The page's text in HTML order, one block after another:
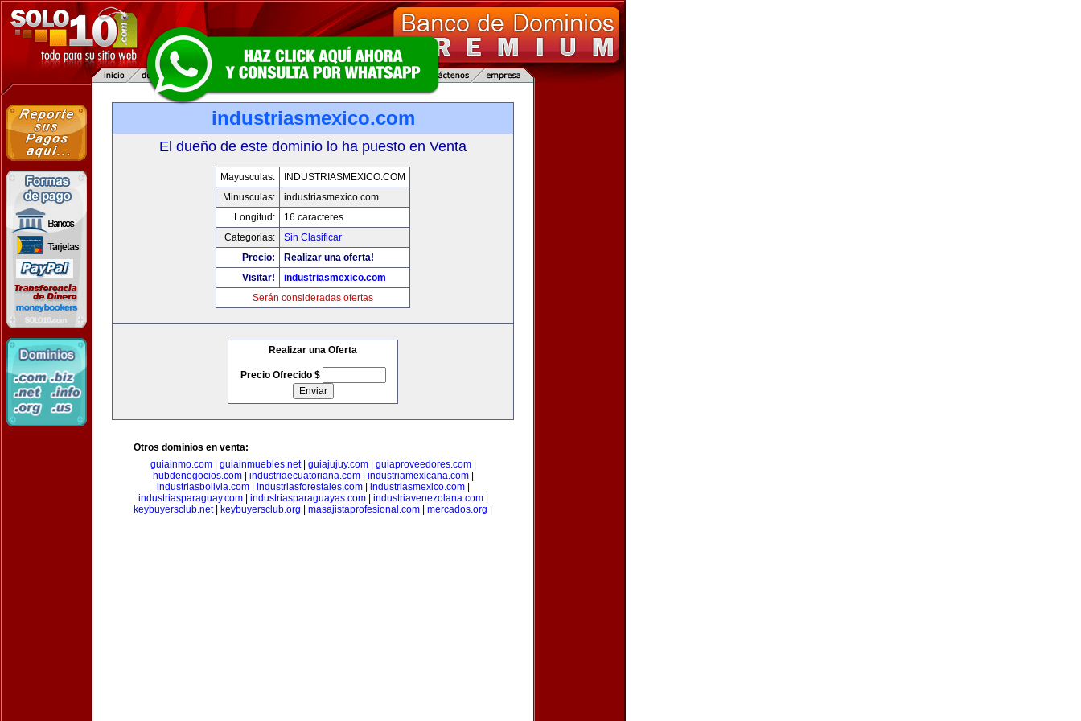
industriasmexico.com
El dueño de este dominio lo ha puesto en Venta
Mayusculas:
INDUSTRIASMEXICO.COM
Minusculas:
industriasmexico.com
Longitud:
16 caracteres
Categorias:
Sin Clasificar
Precio:
Realizar una oferta!
Visitar!
industriasmexico.com
Serán consideradas ofertas
Realizar una Oferta
Precio Ofrecido $
Otros dominios en venta:
guiainmo.com| guiainmuebles.net| guiajujuy.com| guiaproveedores.com|
hubdenegocios.com| industriaecuatoriana.com| industriamexicana.com|
industriasbolivia.com| industriasforestales.com| industriasmexico.com|
industriasparaguay.com| industriasparaguayas.com| industriavenezolana.com|
keybuyersclub.net| keybuyersclub.org masajistaprofesional.com mercados.org